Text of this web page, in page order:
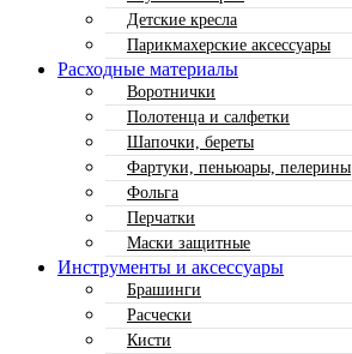
Детские кресла
Парикмахерские аксессуары
Расходные материалы
Воротнички
Полотенца и салфетки
Шапочки, береты
Фартуки, пеньюары, пелерины
Фольга
Перчатки
Маски защитные
Инструменты и аксессуары
Брашинги
Расчески
Кисти